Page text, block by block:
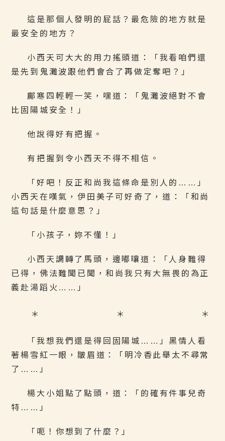
這是那個人發明的屁話？最危險的地方就是
最安全的地方？
小西天可大大的用力搖頭道：「我看咱們還
是先到鬼灘波跟他們會合了再做定奪吧？」
鄺寒四輕輕一笑，嘿道：「鬼灘波絕對不會
比固陽城安全！」
他說得好有把握。
有把握到令小西天不得不相信。
「好吧！反正和尚我這條命是別人的……」
小西天在嘆氣，伊田美子可好奇了，道：「和尚
這句話是什麼意思？」
「小孩子，妳不懂！」
小西天調轉了馬頭，邊嘟嚷道：「人身難得
已得，佛法難聞已聞，和尚我只有大無畏的為正
義赴湯蹈火……」
＊ ＊ ＊
「我想我們還是得回固陽城……」黑情人看
著楊雪紅一眼，皺眉道：「明冷香此舉太不尋常
了……」
楊大小姐點了點頭，道：「的確有件事兒奇
特……」
「呃！你想到了什麼？」